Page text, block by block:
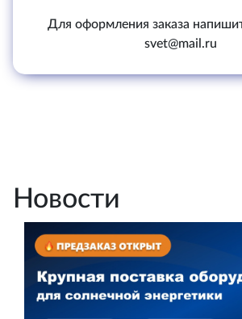
Для оформления заказа
svet@mail.ru
Новости